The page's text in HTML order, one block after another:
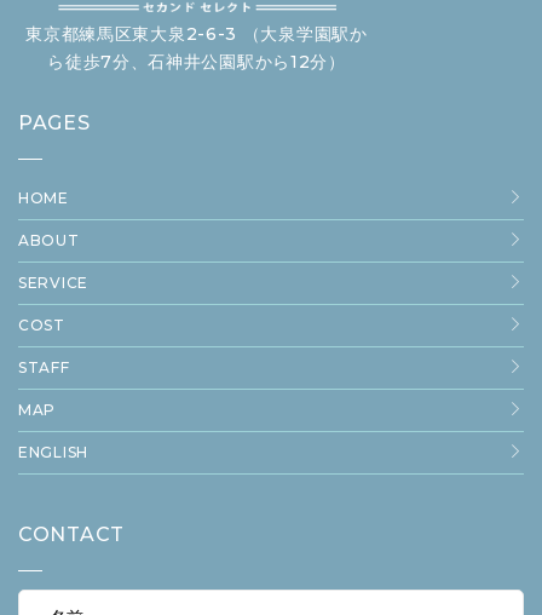
東京都練馬区東大泉2-6-3 （大泉学園駅か
ら徒歩7分、石神井公園駅から12分）
PAGES
HOME
ABOUT
SERVICE
COST
STAFF
MAP
ENGLISH
CONTACT